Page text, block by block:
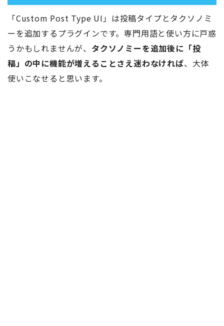
「Custom Post Type UI」は投稿タイプとタクソノミ
ーを追加するプラグインです。専門用語と使い方に戸惑
うかもしれませんが、 タクソノミーを追加後に「投
稿」の中に機能が増えることさえ迷わなければ、大体
使いこなせると思います。